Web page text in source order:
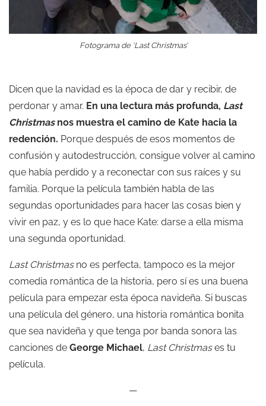
Fotograma de ‘Last Christmas’
Dicen que la navidad es la época de dar y recibir, de
perdonar y amar. En una lectura más profunda, Last
Christmasnos muestra el camino de Kate hacia la
redención. Porque después de esos momentos de
confusión y autodestrucción, consigue volver al camino
que había perdido y a reconectar con sus raíces y su
familia. Porque la película también habla de las
segundas oportunidades para hacer las cosas bien y
vivir en paz, y es lo que hace Kate: darse a ella misma
una segunda oportunidad.
Last Christmasno es perfecta, tampoco es la mejor
comedia romántica de la historia, pero sí es una buena
película para empezar esta época navideña. Si buscas
una película del género, una historia romántica bonita
que sea navideña y que tenga por banda sonora las
canciones de George Michael, Last Christmases tu
película.
—